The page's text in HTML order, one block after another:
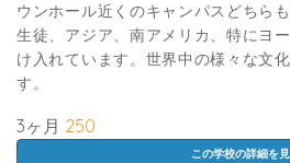
ウンホール近くのキャンパスどちら
生徒、アジア、南アメリカ、特にヨ
け入れています。世界中の様々な文
す。
3ヶ月 250
この学校の詳細を